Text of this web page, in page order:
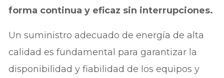
forma continua y eficaz sin interrupciones.
Un suministro adecuado de energía de alta
calidad es fundamental para garantizar la
disponibilidad y fiabilidad de los equipos y